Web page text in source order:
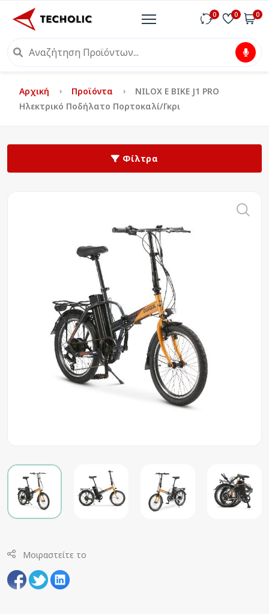
0 0 0
Αρχική Προϊόντα
NILOX E BIKE J1 PRO
Ηλεκτρικό Ποδήλατο Πορτοκαλί/Γκρι
Φίλτρα
Μοιραστείτε το